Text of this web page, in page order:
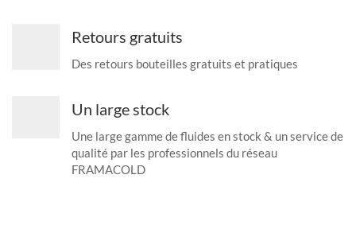
Retours gratuits
Des retours bouteilles gratuits et pratiques
Un large stock
Une large gamme de fluides en stock & un service de
qualité par les professionnels du réseau
FRAMACOLD